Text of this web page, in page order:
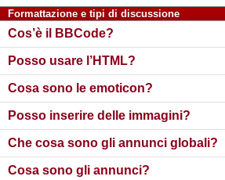
Formattazione e tipi di discussione
Cos’è il BBCode?
Posso usare l’HTML?
Cosa sono le emoticon?
Posso inserire delle immagini?
Che cosa sono gli annunci globali?
Cosa sono gli annunci?